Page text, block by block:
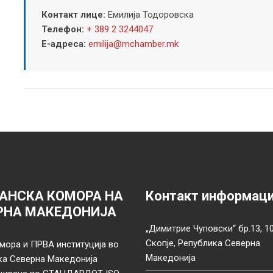
Контакт лице: Емилија Тодоровска
Телефон: + 389 2 3244047
Е-адреса: emilija@mchamber.mk
КОМОРА НА
МАКЕДОНИЈА
и ПРВА институција во
Северна Македонија
Контакт
„Димитрие Чуповски“ бр.13,
Скопје, Република Северна
Македонија